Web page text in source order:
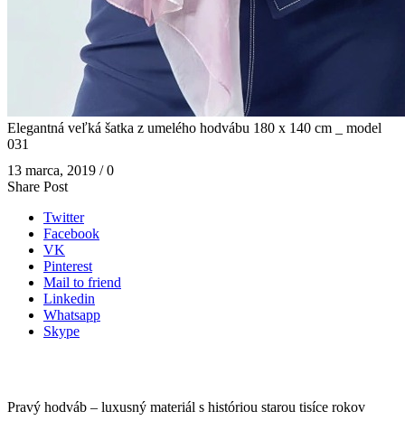
Elegantná veľká šatka z umelého hodvábu 180 x 140 cm _ model
031
13 marca, 2019 / 0
Share Post
Twitter
Facebook
VK
Pinterest
Mail to friend
Linkedin
Whatsapp
Skype
Pravý hodváb – luxusný materiál s históriou starou tisíce rokov